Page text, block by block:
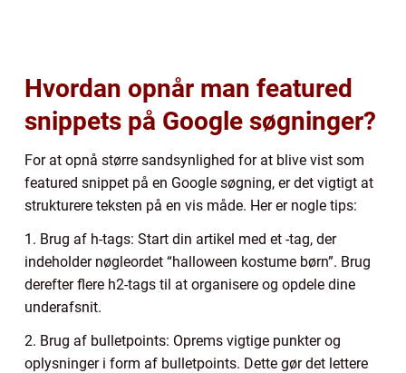
Hvordan opnår man featured
snippets på Google søgninger?
For at opnå større sandsynlighed for at blive vist som
featured snippet på en Google søgning, er det vigtigt at
strukturere teksten på en vis måde. Her er nogle tips:
1. Brug af h-tags: Start din artikel med et -tag, der
indeholder nøgleordet “halloween kostume børn”. Brug
derefter flere h2-tags til at organisere og opdele dine
underafsnit.
2. Brug af bulletpoints: Oprems vigtige punkter og
oplysninger i form af bulletpoints. Dette gør det lettere